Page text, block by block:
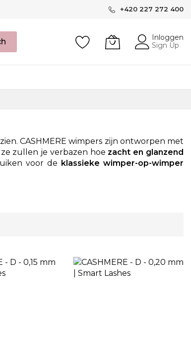
+420 227 272 400
Inloggen
Sign Up
CASHMERE wimpers zijn ontworpen met
zullen je verbazen hoe zacht en glanzend
voor de klassieke wimper-op-wimper